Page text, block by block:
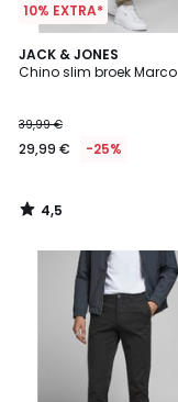
10% EXTRA*
JACK & JONES
Chino slim broek Marco
39,99 €
29,99 € -25%
4,5
/ 5
4,5
/